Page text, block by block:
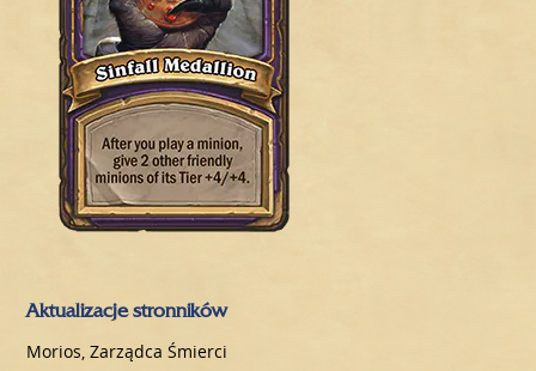
Aktualizacje stronników
Morios, Zarządca Śmierci